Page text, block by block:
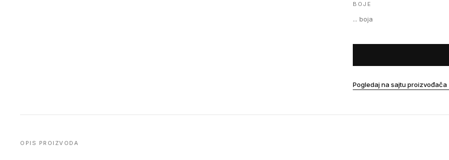
BOJE
... boja
Pogledaj na sajtu proizvođača
OPIS PROIZVODA